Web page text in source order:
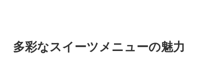
多彩なスイーツメニューの魅力